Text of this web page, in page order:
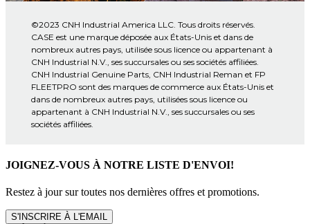
©2023 CNH Industrial America LLC. Tous droits réservés.
CASE est une marque déposée aux États-Unis et dans de
nombreux autres pays, utilisée sous licence ou appartenant à
CNH Industrial N.V., ses succursales ou ses sociétés affiliées.
CNH Industrial Genuine Parts, CNH Industrial Reman et FP
FLEETPRO sont des marques de commerce aux États-Unis et
dans de nombreux autres pays, utilisées sous licence ou
appartenant à CNH Industrial N.V., ses succursales ou ses
sociétés affiliées.
JOIGNEZ-VOUS À NOTRE LISTE D'ENVOI!
Restez à jour sur toutes nos dernières offres et promotions.
S'INSCRIRE À L'EMAIL